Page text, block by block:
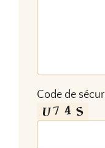
Code de